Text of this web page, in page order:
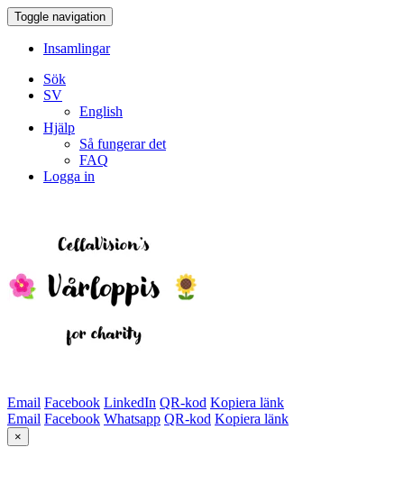
Toggle navigation
Insamlingar
Sök
SV
English
Hjälp
Så fungerar det
FAQ
Logga in
Email Facebook LinkedIn QR-kod Kopiera länk
Email Facebook Whatsapp QR-kod Kopiera länk
×